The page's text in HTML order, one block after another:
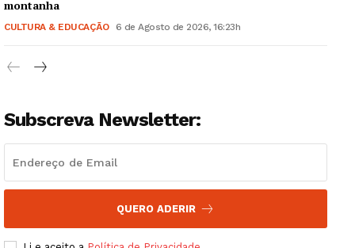
Institucional
Artigos
Edição Digital
Grande Entrevista
montanha
CULTURA & EDUCAÇÃO 6 de Agosto de 2026, 16:23h
Subscreva Newsletter:
QUERO ADERIR